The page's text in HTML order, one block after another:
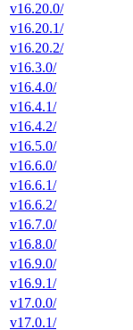
v16.20.0/
v16.20.1/
v16.20.2/
v16.3.0/
v16.4.0/
v16.4.1/
v16.4.2/
v16.5.0/
v16.6.0/
v16.6.1/
v16.6.2/
v16.7.0/
v16.8.0/
v16.9.0/
v16.9.1/
v17.0.0/
v17.0.1/